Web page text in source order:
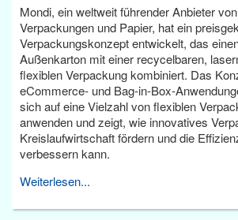
Mondi, ein weltweit führender Anbieter
Verpackungen und Papier, hat ein
Verpackungskonzept entwickelt, das
Außenkarton mit einer recycelbaren,
flexiblen Verpackung kombiniert. Das
eCommerce- und Bag-in-Box-
sich auf eine Vielzahl von flexiblen
anwenden und zeigt, wie innovatives
Kreislaufwirtschaft fördern und die
verbessern kann.
Weiterlesen...